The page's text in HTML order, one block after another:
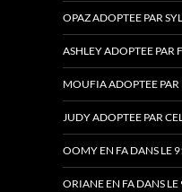
OPAZ ADOPTEE PAR
ASHLEY ADOPTEE PAR
MOUFIA ADOPTEE PAR
JUDY ADOPTEE PAR
OOMY EN FA DANS LE
ORIANE EN FA DANS LE